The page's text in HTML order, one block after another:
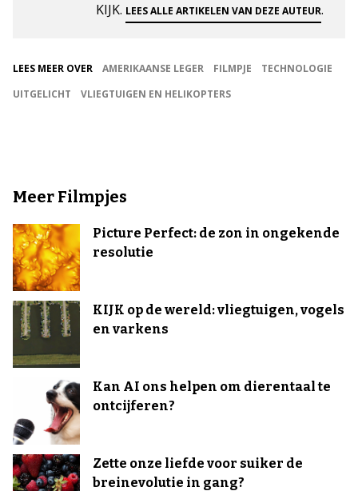
KIJK. LEES ALLE ARTIKELEN VAN DEZE AUTEUR.
LEES MEER OVER AMERIKAANSE LEGER FILMPJE
TECHNOLOGIE
UITGELICHT
VLIEGTUIGEN EN HELIKOPTERS
Meer Filmpjes
Picture Perfect: de zon in ongekende
resolutie
KIJK op de wereld: vliegtuigen, vogels
en varkens
Kan AI ons helpen om dierentaal te
ontcijferen?
Zette onze liefde voor suiker de
breinevolutie in gang?